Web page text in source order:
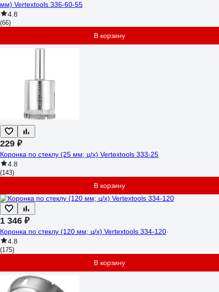
мм) Vertextools 336-60-55
4.8
(66)
В корзину
229 ₽
Коронка по стеклу (25 мм; ц/х) Vertextools 333-25
4.8
(143)
В корзину
1 346 ₽
Коронка по стеклу (120 мм; ц/х) Vertextools 334-120
4.8
(175)
В корзину